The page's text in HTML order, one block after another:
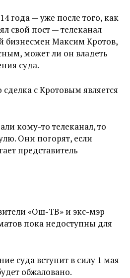
года — уже после того, как
свой пост — телеканал
бизнесмен Максим Кротов,
может ли он владеть
суда.
сделка с Кротовым является
кому-то телеканал, то
Они погорят, если
представитель
«Ош-ТВ» и экс-мэр
пока недоступны для
суда вступит в силу 1 мая
обжаловано.